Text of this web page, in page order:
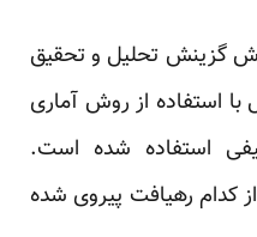
گزینش تحلیل و تحقیق
با استفاده از روش آماری
استفاده شده است.
کدام رهیافت پیروی شده